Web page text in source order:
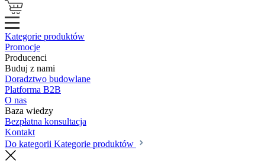
Kategorie produktów
Promocje
Producenci
Buduj z nami
Doradztwo budowlane
Platforma B2B
O nas
Baza wiedzy
Bezpłatna konsultacja
Kontakt
Do kategorii Kategorie produktów